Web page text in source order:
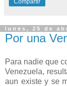
Compartir
lunes, 25 de
Por una
Para nadie que
Venezuela,
aun existe y se